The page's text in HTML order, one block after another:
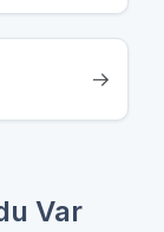
Var